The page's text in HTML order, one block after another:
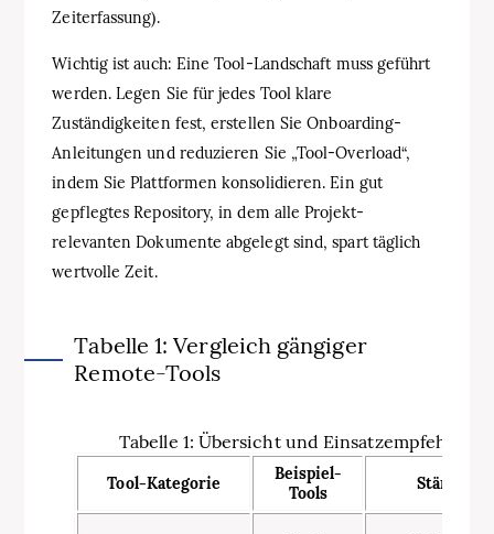
Zeiterfassung).
Wichtig ist auch: Eine Tool-Landschaft muss geführt
werden. Legen Sie für jedes Tool klare
Zuständigkeiten fest, erstellen Sie Onboarding-
Anleitungen und reduzieren Sie „Tool-Overload“,
indem Sie Plattformen konsolidieren. Ein gut
gepflegtes Repository, in dem alle Projekt-
relevanten Dokumente abgelegt sind, spart täglich
wertvolle Zeit.
Tabelle 1: Vergleich gängiger
Remote-Tools
Tabelle 1: Übersicht und Einsatzempfehlung
Tool-Kategorie
Beispiel-
Tools
Stärken